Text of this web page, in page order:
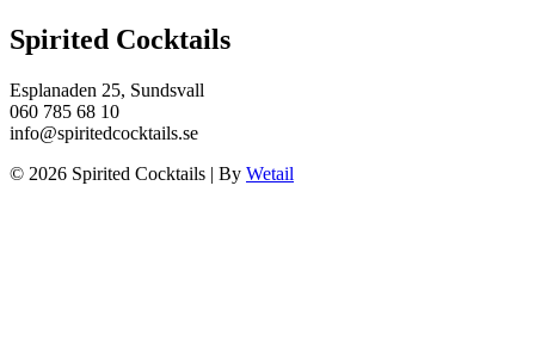
Spirited Cocktails
Esplanaden 25, Sundsvall
060 785 68 10
info@spiritedcocktails.se
© 2026 Spirited Cocktails | By Wetail